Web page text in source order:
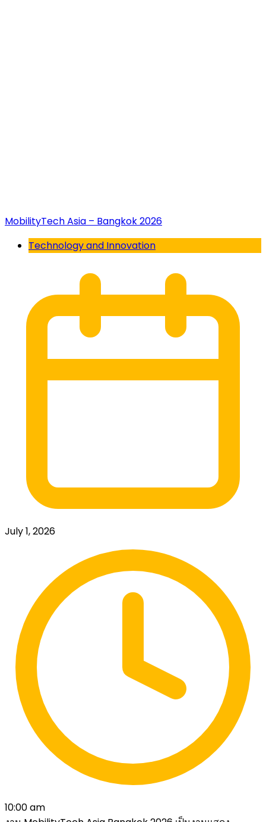
MobilityTech Asia – Bangkok 2026
Technology and Innovation
July 1, 2026
10:00 am